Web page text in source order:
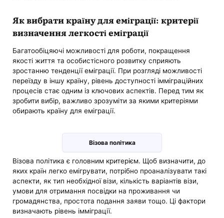
Як вибрати країну для еміграції: критерії
визначення легкості еміграції
Багатообіцяючі можливості для роботи, покращення
якості життя та особистісного розвитку сприяють
зростанню тенденції еміграції. При розгляді можливості
переїзду в іншу країну, рівень доступності імміграційних
процесів стає одним із ключових аспектів. Перед тим як
зробити вибір, важливо зрозуміти за якими критеріями
обирають країну для еміграції.
Візова політика
Візова політика є головним критерієм. Щоб визначити, до
яких країн легко емігрувати, потрібно проаналізувати такі
аспекти, як тип необхідної візи, кількість варіантів візи,
умови для отримання посвідки на проживання чи
громадянства, простота подання заяви тощо. Ці фактори
визначають рівень імміграції.